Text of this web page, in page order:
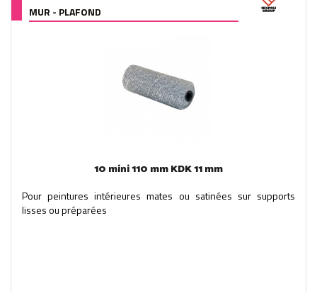
MUR - PLAFOND
10 mini 110 mm KDK 11 mm
Pour peintures intérieures mates ou satinées sur supports
lisses ou préparées